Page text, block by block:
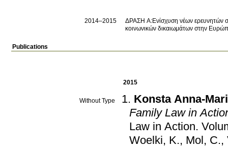
2014–2015
ΔΡΑΣΗ Α:Ενίσχυση νέων ερευνητών
κοινωνικών δικαιωμάτων στην
Publications
2015
Without Type
Konsta Anna-
Family Law in
Law in Action.
Woelki, K., Mol, C.,